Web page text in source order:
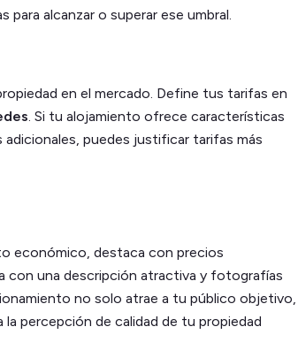
alcanzar o superar ese umbral.
en el mercado. Define tus tarifas en
. Si tu alojamiento ofrece características
puedes justificar tarifas más
económico, destaca con precios
una descripción atractiva y fotografías
no solo atrae a tu público objetivo,
percepción de calidad de tu propiedad